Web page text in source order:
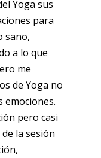
Yoga sus
para
sano,
a lo que
me
de Yoga no
emociones.
pero casi
la sesión